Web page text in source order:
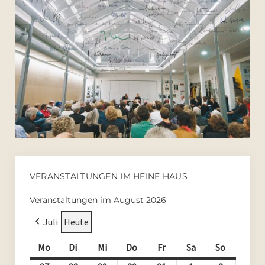
VERANSTALTUNGEN IM HEINE HAUS
Veranstaltungen im August 2026
Juli Heute
MoMontag
Di Dienstag
MiMittwoch
Do Donnerstag
FrFreitag
SaSamstag
So